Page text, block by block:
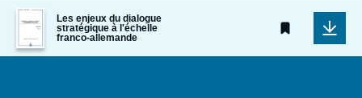
Image
de
couverture
de
Les enjeux du dialogue
stratégique à l'échelle
franco-allemande